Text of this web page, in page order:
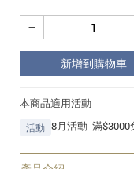
−
新增到購物車
本商品適用活動
活動 8月活動_滿$3000